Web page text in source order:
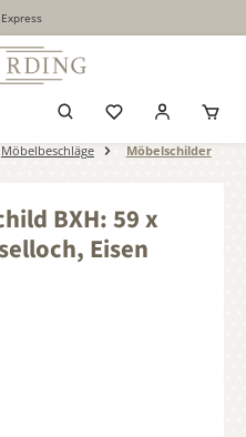
Möbelbeschläge Möbelschilder
BXH: 59 x
Eisen